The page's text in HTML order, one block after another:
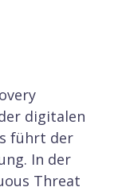
digitalen
führt der
In der
Threat